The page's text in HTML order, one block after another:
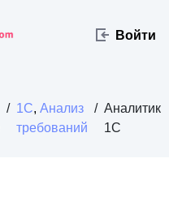
Войти
/ 1C, Анализ
требований
/ Аналитик
1С